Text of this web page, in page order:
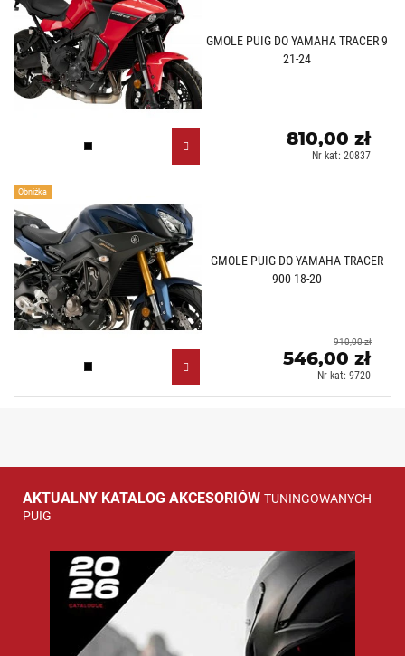
GMOLE PUIG DO YAMAHA TRACER 9
21-24
Czarny (N)
810,00 zł
Nr kat: 20837
GMOLE PUIG DO YAMAHA TRACER
900 18-20
Czarny (N)
Obniżka
546,00 zł
910,00 zł
Nr kat: 9720
AKTUALNY KATALOG AKCESORIÓW TUNINGOWANYCH
PUIG